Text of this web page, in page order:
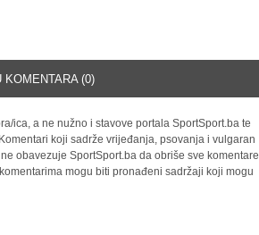
KOMENTARA (0)
ica, a ne nužno i stavove portala SportSport.ba te
koji sadrže vrijeđanja, psovanja i vulgaran
obavezuje SportSport.ba da obriše sve komentare
mogu biti pronađeni sadržaji koji mogu